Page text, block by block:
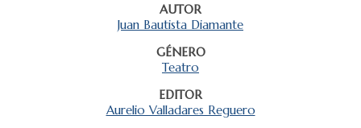
AUTOR
Juan Bautista Diamante
GÉNERO
Teatro
EDITOR
Aurelio Valladares Reguero